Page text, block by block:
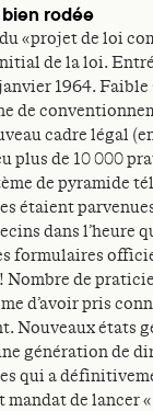
rodée
«projet de loi
de la loi.
1964. Faible
de
cadre légal
plus de 10 000
de pyramide
étaient
dans l’heure
formulaires
de
d’avoir pris
Nouveaux états
génération de
qui a
de lancer